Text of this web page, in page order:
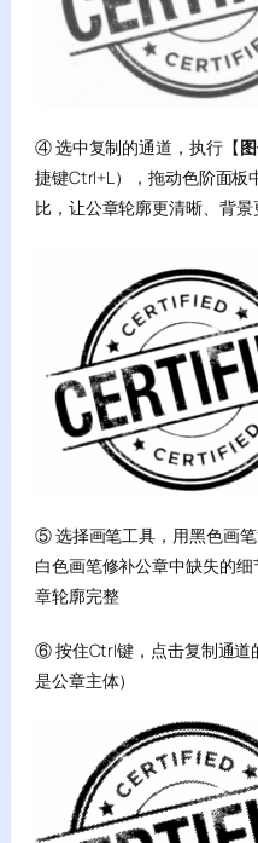
④ 选中复制的通道，执行【
捷键Ctrl+L），拖动色阶面板
比，让公章轮廓更清晰、背景
⑤ 选择画笔工具，用黑色画
白色画笔修补公章中缺失的
章轮廓完整
⑥ 按住Ctrl键，点击复制通道
是公章主体）